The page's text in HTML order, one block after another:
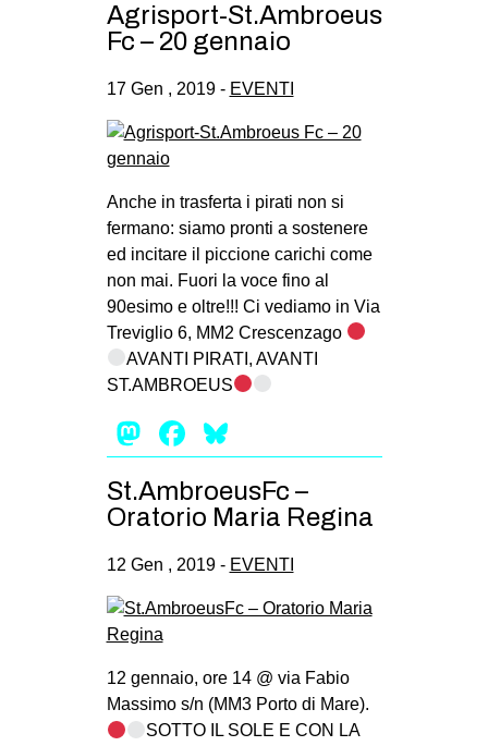
Agrisport-St.Ambroeus
Fc – 20 gennaio
17 Gen , 2019 - EVENTI
Anche in trasferta i pirati non si
fermano: siamo pronti a sostenere
ed incitare il piccione carichi come
non mai. Fuori la voce fino al
90esimo e oltre!!! Ci vediamo in Via
Treviglio 6, MM2 Crescenzago
AVANTI PIRATI, AVANTI
ST.AMBROEUS
Mastodon
Facebook
St.AmbroeusFc –
Oratorio Maria Regina
12 Gen , 2019 - EVENTI
12 gennaio, ore 14 @ via Fabio
Massimo s/n (MM3 Porto di Mare).
SOTTO IL SOLE E CON LA